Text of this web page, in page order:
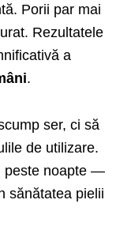
Porii par mai
Rezultatele
a
.
ser, ci să
de utilizare.
peste noapte —
sănătatea pielii